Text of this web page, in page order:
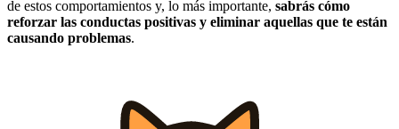
de estos comportamientos y, lo más importante, sabrás cómo
reforzar las conductas positivas y eliminar aquellas que te están
causando problemas.